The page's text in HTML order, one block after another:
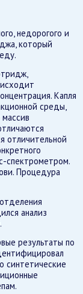
недорогого и
который
Капля
среды,
отличительной
спектрометром.
Процедура
анализ
результаты по
синтетические